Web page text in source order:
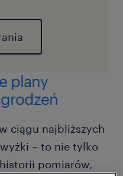
plany
ciągu najbliższych
– to nie tylko
pomiarów,